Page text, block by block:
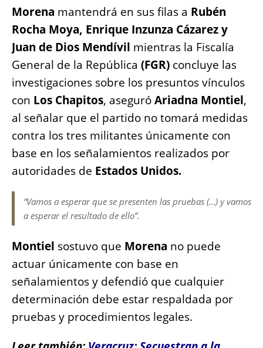
b
o
o
k
A
p
p
n
g
er
Li
n
k
Morena mantendrá en sus filas a Rubén
Rocha Moya, Enrique Inzunza Cázarez y
Juan de Dios Mendívil mientras la Fiscalía
General de la República (FGR) concluye las
investigaciones sobre los presuntos vínculos
con Los Chapitos, aseguróAriadna Montiel,
al señalar que el partido no tomará medidas
contra los tres militantes únicamente con
base en los señalamientos realizados por
autoridades de Estados Unidos.
“Vamos a esperar que se presenten las pruebas (…) y vamos
a esperar el resultado de ello”.
Montiel sostuvo que Morena no puede
actuar únicamente con base en
señalamientos y defendió que cualquier
determinación debe estar respaldada por
pruebas y procedimientos legales.